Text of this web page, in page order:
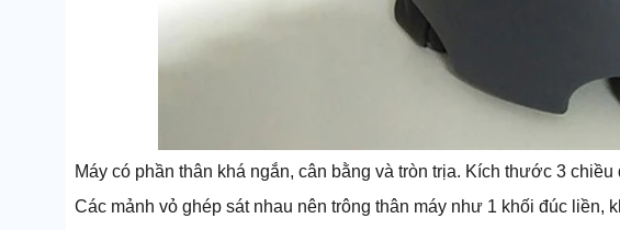
Máy có phần thân khá ngắn, cân bằng và tròn trịa. Kích thước 3
Các mảnh vỏ ghép sát nhau nên trông thân máy như 1 khối đúc liền,